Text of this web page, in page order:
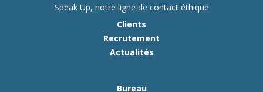
Speak Up, notre ligne de contact éthique
Clients
Recrutement
Actualités
Bureau